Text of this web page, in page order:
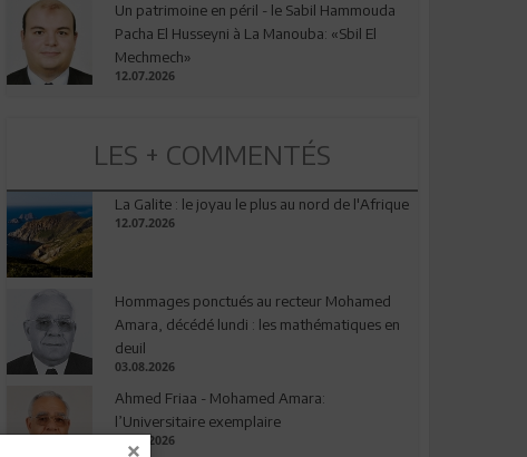
Un patrimoine en péril - le Sabil Hammouda
Pacha El Husseyni à La Manouba: «Sbil El
Mechmech»
12.07.2026
LES + COMMENTÉS
La Galite : le joyau le plus au nord de l'Afrique
12.07.2026
Hommages ponctués au recteur Mohamed
Amara, décédé lundi : les mathématiques en
deuil
03.08.2026
Ahmed Friaa - Mohamed Amara:
l’Universitaire exemplaire
04.08.2026